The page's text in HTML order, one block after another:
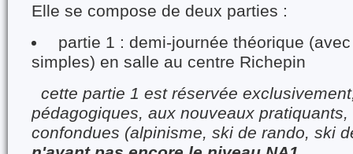
Elle se compose de deux parties :
partie 1 : demi-journée théorique
simples) en salle au centre Richepin
cette partie 1 est réservée
pédagogiques, aux nouveaux
confondues (alpinisme, ski de rando, ski